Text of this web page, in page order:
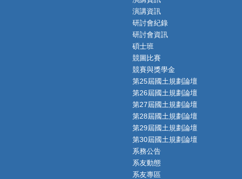
演講資訊
研討會紀錄
研討會資訊
碩士班
競圖比賽
競賽與獎學金
第25屆國土規劃論壇
第26屆國土規劃論壇
第27屆國土規劃論壇
第28屆國土規劃論壇
第29屆國土規劃論壇
第30屆國土規劃論壇
系務公告
系友動態
系友專區